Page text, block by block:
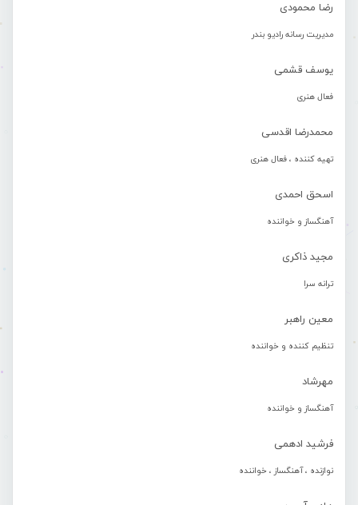
رضا محمودی
مدیریت رسانه رادیو بندر
یوسف قشمی
فعال هنری
محمدرضا اقدسی
تهیه کننده ، فعال هنری
اسحق احمدی
آهنگساز و خواننده
مجید ذاکری
ترانه سرا
معین راهبر
تنظیم کننده و خواننده
مهرشاد
آهنگساز و خواننده
فرشید ادهمی
نوازنده ، آهنگساز ، خواننده